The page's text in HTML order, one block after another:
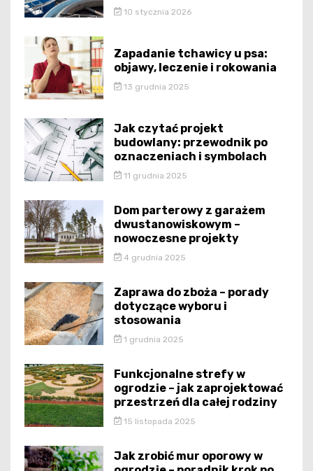
10 stycznia 2026
Zapadanie tchawicy u psa:
objawy, leczenie i rokowania
13 grudnia 2025
Jak czytać projekt
budowlany: przewodnik po
oznaczeniach i symbolach
11 grudnia 2025
Dom parterowy z garażem
dwustanowiskowym –
nowoczesne projekty
4 grudnia 2025
Zaprawa do zboża – porady
dotyczące wyboru i
stosowania
1 grudnia 2025
Funkcjonalne strefy w
ogrodzie – jak zaprojektować
przestrzeń dla całej rodziny
15 listopada 2025
Jak zrobić mur oporowy w